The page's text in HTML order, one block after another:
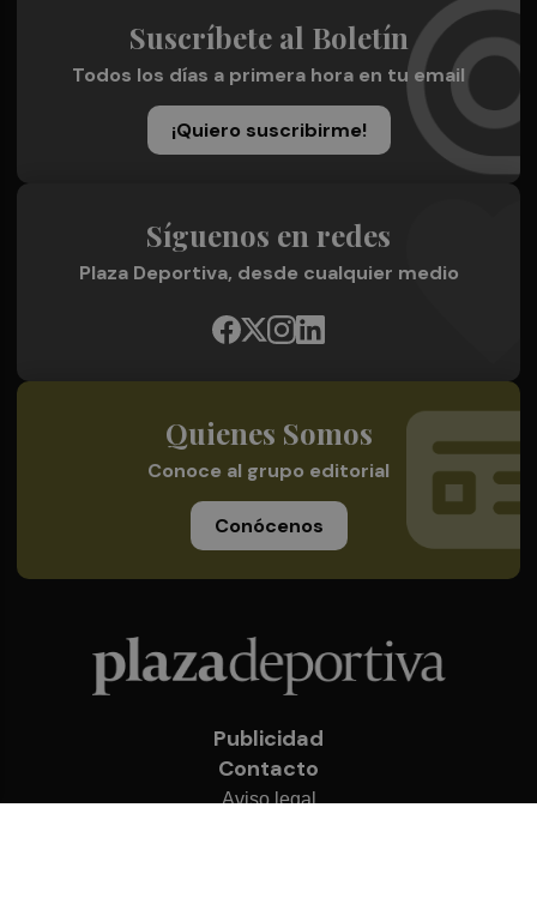
Suscríbete al Boletín
Todos los días a primera hora en tu email
¡Quiero suscribirme!
Síguenos en redes
Plaza Deportiva, desde cualquier medio
Quienes Somos
Conoce al grupo editorial
Conócenos
Publicidad
Contacto
Aviso legal